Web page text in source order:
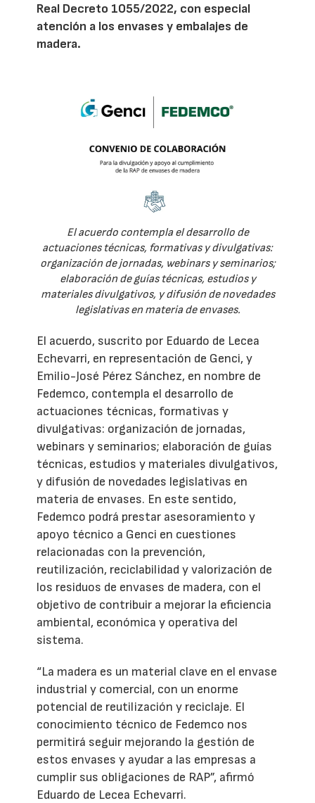
Real Decreto 1055/2022, con especial
atención a los envases y embalajes de
madera.
El acuerdo contempla el desarrollo de
actuaciones técnicas, formativas y divulgativas:
organización de jornadas, webinars y seminarios;
elaboración de guías técnicas, estudios y
materiales divulgativos, y difusión de novedades
legislativas en materia de envases.
El acuerdo, suscrito por Eduardo de Lecea
Echevarri, en representación de Genci, y
Emilio-José Pérez Sánchez, en nombre de
Fedemco, contempla el desarrollo de
actuaciones técnicas, formativas y
divulgativas: organización de jornadas,
webinars y seminarios; elaboración de guías
técnicas, estudios y materiales divulgativos,
y difusión de novedades legislativas en
materia de envases. En este sentido,
Fedemco podrá prestar asesoramiento y
apoyo técnico a Genci en cuestiones
relacionadas con la prevención,
reutilización, reciclabilidad y valorización de
los residuos de envases de madera, con el
objetivo de contribuir a mejorar la eficiencia
ambiental, económica y operativa del
sistema.
“La madera es un material clave en el envase
industrial y comercial, con un enorme
potencial de reutilización y reciclaje. El
conocimiento técnico de Fedemco nos
permitirá seguir mejorando la gestión de
estos envases y ayudar a las empresas a
cumplir sus obligaciones de RAP”, afirmó
Eduardo de Lecea Echevarri.